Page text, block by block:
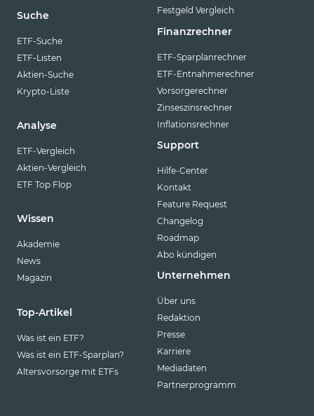
TWD
USD
ZAR
Suche
ETF-Suche
ETF-Listen
Aktien-Suche
Krypto-Liste
Analyse
ETF-Vergleich
Aktien-Vergleich
ETF Top Flop
Wissen
Akademie
News
Magazin
Top-Artikel
Was ist ein ETF?
Was ist ein ETF-Sparplan?
Altersvorsorge mit ETFs
Festgeld Vergleich
Finanzrechner
ETF-Sparplanrechner
ETF-Entnahmerechner
Vorsorgerechner
Zinseszinsrechner
Inflationsrechner
Support
Hilfe-Center
Kontakt
Feature Request
Changelog
Roadmap
Abo kündigen
Unternehmen
Über uns
Redaktion
Presse
Karriere
Mediadaten
Partnerprogramm